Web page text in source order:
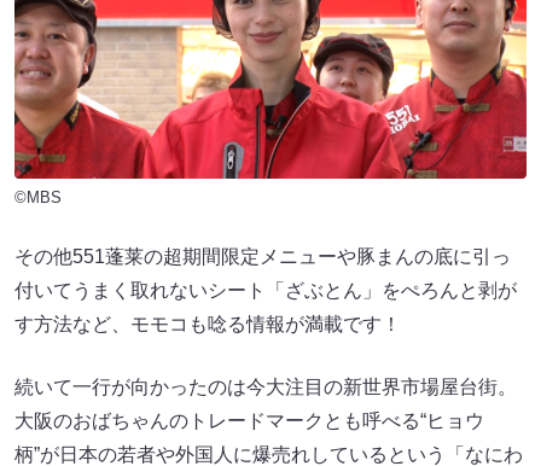
©MBS
その他551蓬莱の超期間限定メニューや豚まんの底に引っ
付いてうまく取れないシート「ざぶとん」をぺろんと剥が
す方法など、モモコも唸る情報が満載です！
続いて一行が向かったのは今大注目の新世界市場屋台街。
大阪のおばちゃんのトレードマークとも呼べる“ヒョウ
柄”が日本の若者や外国人に爆売れしているという「なにわ